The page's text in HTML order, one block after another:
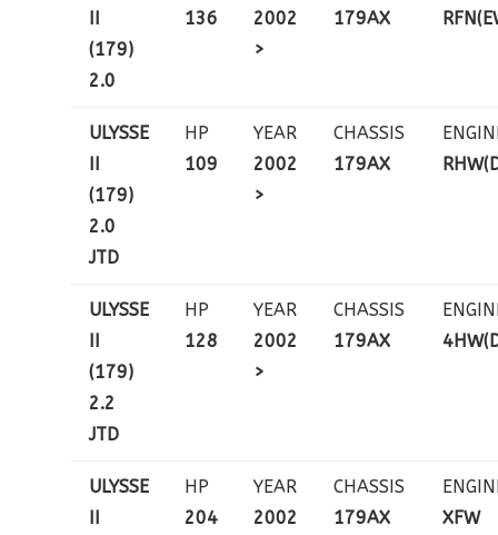
II
(179)
2.0
136
2002
>
179AX
ULYSSE
II
(179)
2.0
JTD
HP
109
YEAR
2002
>
CHASSIS
179AX
ULYSSE
II
(179)
2.2
JTD
HP
128
YEAR
2002
>
CHASSIS
179AX
ULYSSE
II
HP
204
YEAR
2002
CHASSIS
179AX
XFW